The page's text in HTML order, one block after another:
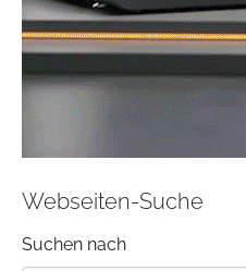
Webseiten-Suche
Suchformular
Suchen nach